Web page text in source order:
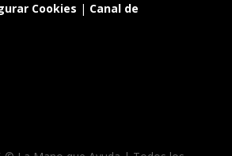
Cookies | Canal de